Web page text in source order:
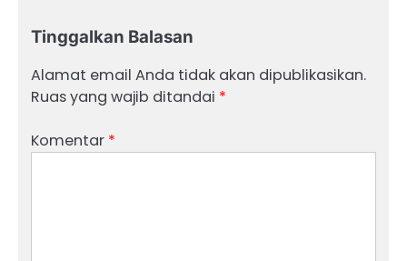
Tinggalkan Balasan
Alamat email Anda tidak akan dipublikasikan.
Ruas yang wajib ditandai *
Komentar *